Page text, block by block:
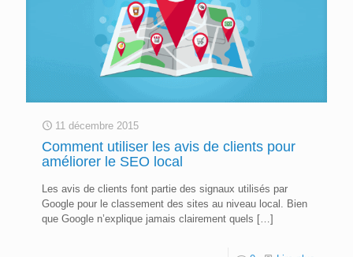
11 décembre 2015
Comment utiliser les avis de clients pour
améliorer le SEO local
Les avis de clients font partie des signaux utilisés par
Google pour le classement des sites au niveau local. Bien
que Google n’explique jamais clairement quels […]